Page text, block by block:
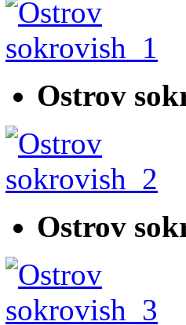
Ostrov
Ostrov